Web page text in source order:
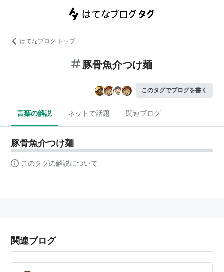
はてなブログ トップ
豚骨魚介つけ麺
このタグでブログを書く
言葉の解説 ネットで話題 関連ブログ
豚骨魚介つけ麺
このタグの解説について
関連ブログ